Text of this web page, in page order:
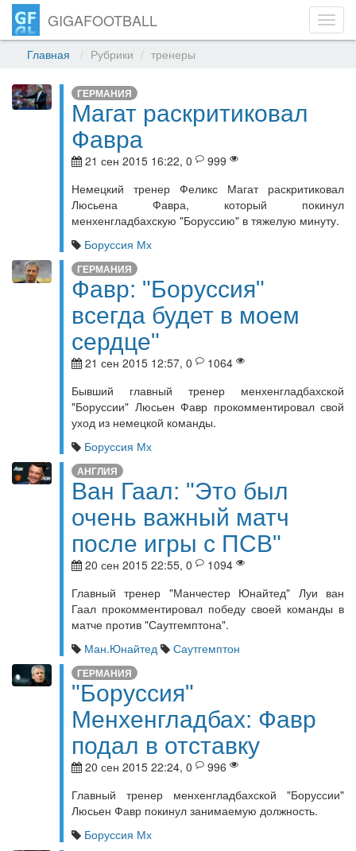
GIGAFOOTBALL
Главная Рубрики тренеры
ГЕРМАНИЯ
Магат раскритиковал
Фавра
21 сен 2015 16:22, 0
999
Немецкий тренер Феликс Магат раскритиковал
Люсьена Фавра, который покинул
менхенгладбахскую "Боруссию" в тяжелую минуту.
Боруссия Мх
ГЕРМАНИЯ
Фавр: "Боруссия"
всегда будет в моем
сердце"
21 сен 2015 12:57, 0
1064
Бывший главный тренер менхенгладбахской
"Боруссии" Люсьен Фавр прокомментировал свой
уход из немецкой команды.
Боруссия Мх
АНГЛИЯ
Ван Гаал: "Это был
очень важный матч
после игры с ПСВ"
20 сен 2015 22:55, 0
1094
Главный тренер "Манчестер Юнайтед" Луи ван
Гаал прокомментировал победу своей команды в
матче против "Саутгемптона".
Ман.Юнайтед
Саутгемптон
ГЕРМАНИЯ
"Боруссия"
Менхенгладбах: Фавр
подал в отставку
20 сен 2015 22:24, 0
996
Главный тренер менхенгладбахской "Боруссии"
Люсьен Фавр покинул занимаемую должность.
Боруссия Мх